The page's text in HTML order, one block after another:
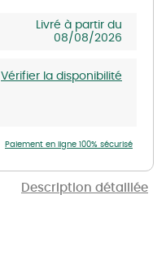
Description détaillée
Livré à partir du
08/08/2026
Vérifier la disponibilité
Paiement en ligne 100% sécurisé